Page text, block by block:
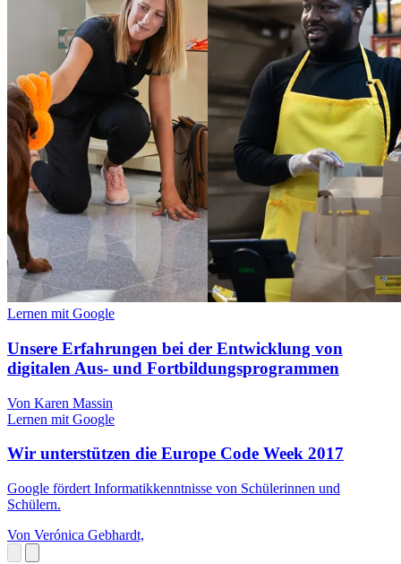
Lernen mit Google
Unsere Erfahrungen bei der Entwicklung von
digitalen Aus- und Fortbildungsprogrammen
Von Karen Massin
Lernen mit Google
Wir unterstützen die Europe Code Week 2017
Google fördert Informatikkenntnisse von Schülerinnen und
Schülern.
Von Verónica Gebhardt,